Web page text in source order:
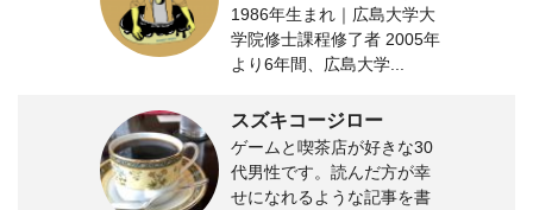
1986年生まれ｜広島大学大
学院修士課程修了者 2005年
より6年間、広島大学...
スズキコージロー
ゲームと喫茶店が好きな30
代男性です。読んだ方が幸
せになれるような記事を書